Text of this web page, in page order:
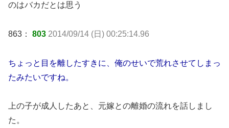
のはバカだとは思う
863： 803 2014/09/14 (日) 00:25:14.96
ちょっと目を離したすきに、俺のせいで荒れさせてしまっ
たみたいですね。
上の子が成人したあと、元嫁との離婚の流れを話しまし
た。